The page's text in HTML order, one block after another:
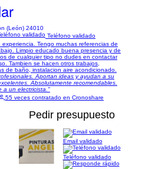
(León) 24010
Teléfono validado
Tengo muchas referencias de
Limpio educado buena presencia y de
de cualquier tipo no dudes en contactar
Tambien se hacen otros trabajos,
de baño, instalacion aire acondicionado.
Aportan ideas y ayudan a su
Absolutamente recomendables.
a un electricista."
55 veces contratado en Cronoshare
Pedir presupuesto
Email validado
Teléfono validado